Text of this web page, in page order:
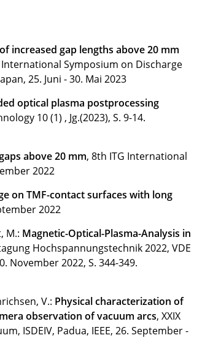
increased gap lengths above 20 mm
Symposium on Discharge
25. Juni - 30. Mai 2023
optical plasma postprocessing
10 (1) , Jg.(2023), S. 9-14.
above 20 mm, 8th ITG International
2022
on TMF-contact surfaces with long
2022
M.: Magnetic-Optical-Plasma-Analysis in
Hochspannungstechnik 2022, VDE
November 2022, S. 344-349.
V.: Physical characterization of
observation of vacuum arcs, XXIX
ISDEIV, Padua, IEEE, 26. September -